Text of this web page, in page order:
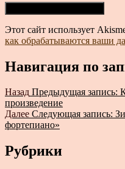
Этот сайт использует
как обрабатываются ваши
Навигация по
Назад Предыдущая запись:
произведение
Далее Следующая запись:
фортепиано»
Рубрики